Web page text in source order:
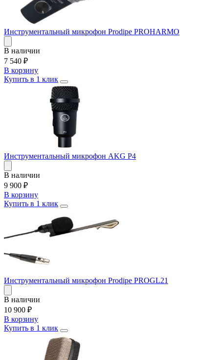
Инструментальный микрофон Prodipe PROHARMO
В наличии
7 540 ₽
В корзину
Купить в 1 клик
Инструментальный микрофон AKG P4
В наличии
9 900 ₽
В корзину
Купить в 1 клик
Инструментальный микрофон Prodipe PROGL21
В наличии
10 900 ₽
В корзину
Купить в 1 клик